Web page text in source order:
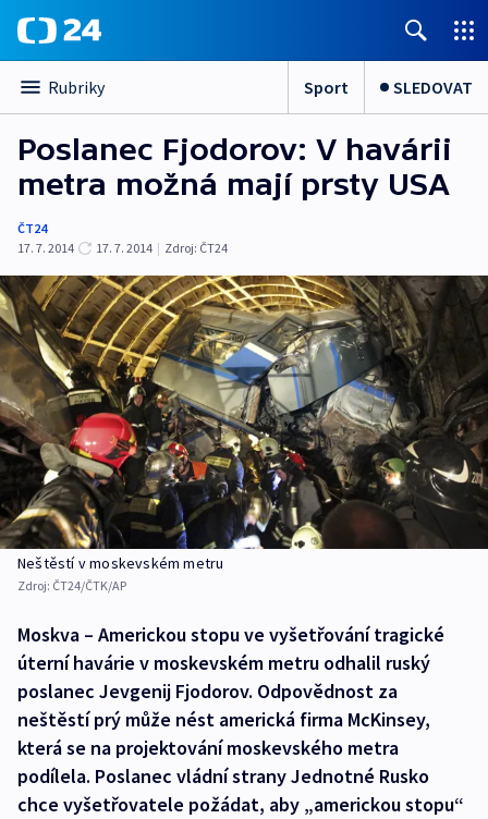
Rubriky Sport SLEDOVAT
Poslanec Fjodorov: V havárii
metra možná mají prsty USA
ČT24
17. 7. 2014
17. 7. 2014 | Zdroj: ČT24
Neštěstí v moskevském metru
Zdroj: ČT24/ČTK/AP
Moskva – Americkou stopu ve vyšetřování tragické
úterní havárie v moskevském metru odhalil ruský
poslanec Jevgenij Fjodorov. Odpovědnost za
neštěstí prý může nést americká firma McKinsey,
která se na projektování moskevského metra
podílela. Poslanec vládní strany Jednotné Rusko
chce vyšetřovatele požádat, aby „americkou stopu“